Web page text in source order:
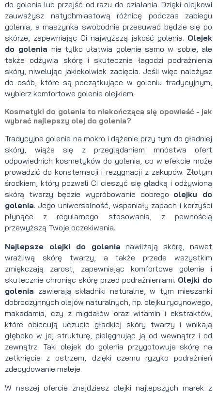
do golenia lub przejść od razu do działania. Dzięki olejkowi
zauważysz natychmiastową różnicę podczas zabiegu
golenia, a maszynka swobodnie przesuwać będzie się po
skórze, zapewniając Ci najwyższą jakość golenia. Olejek
do golenia nie tylko ułatwia golenie samo w sobie, ale
także odżywia skórę i skutecznie łagodzi podrażnienia
skóry, niwelując jakiekolwiek zacięcia. Jeśli więc należysz
do osób, które są początkujące w goleniu tradycyjnym,
wybierz komfortowe golenie olejkiem.
Kosmetyki do golenia to niekończąca się opowieść - jak
wybrać najlepszy olej do golenia?
Tradycyjne golenie na mokro i dążenie przy tym do gładniej
skóry, wiąże się z przeglądaniem mnóstwa ofert
odpowiednich kosmetyków do golenia, co w efekcie może
prowadzić do konsternacji i rezygnacji z zakupów. Złotym
środkiem, który pozwali Ci cieszyć się gładką i odżywioną
skórą twarzy będzie wypróbowanie dobrego olejku do
golenia. Jego uniwersalność, wspaniały zapach i korzyści
płynące z regularnego stosowania, z pewnością
przewyższą Twoje oczekiwania.
Najlepsze olejki do golenia nawilżają skórę, nawet
wrażliwą skórę twarzy, a także przede wszystkim
zmiękczają zarost, zapewniając komfortowe golenie i
skutecznie chroniąc skórę przed podrażnieniami. Olejki do
golenia zawierają składniki naturalne, w tym mieszanki
dobroczynnych olejów naturalnych, np. olejku rycynowego,
makadamia, czy z migdałów oraz witamin i ekstraktów,
które obiecują uczucie gładkiej skóry twarzy i wnikają
głęboko w jej strukturę, pielęgnując ją od wewnątrz i od
zewnątrz. Taki olejek do golenia przygotowuje skórę na
zetknięcie z ostrzem, dzięki czemu ryzyko podrażnień
zdecydowanie maleje.
W naszej ofercie znajdziesz olejki najlepszych marek z